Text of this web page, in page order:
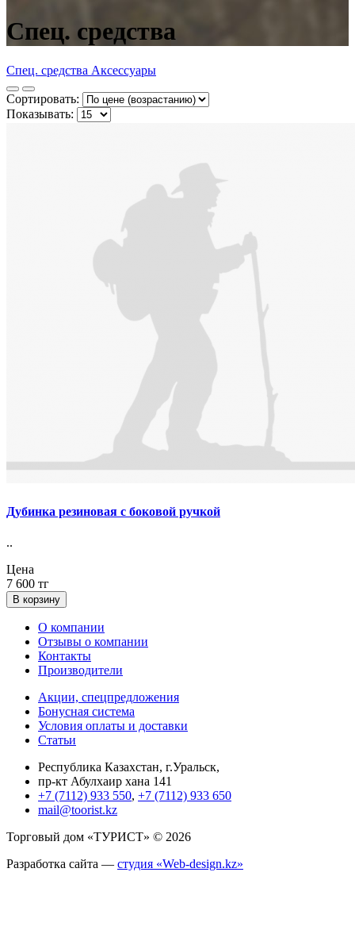
Спец. средства
Спец. средства Аксессуары
Сортировать:
Показывать:
Дубинка резиновая с боковой ручкой
..
Цена
7 600 тг
В корзину
О компании
Отзывы о компании
Контакты
Производители
Акции, спецпредложения
Бонусная система
Условия оплаты и доставки
Статьи
Республика Казахстан, г.Уральск,
пр-кт Абулхаир хана 141
+7 (7112) 933 550, +7 (7112) 933 650
mail@toorist.kz
Торговый дом «ТУРИСТ» © 2026
Разработка сайта — студия «Web-design.kz»